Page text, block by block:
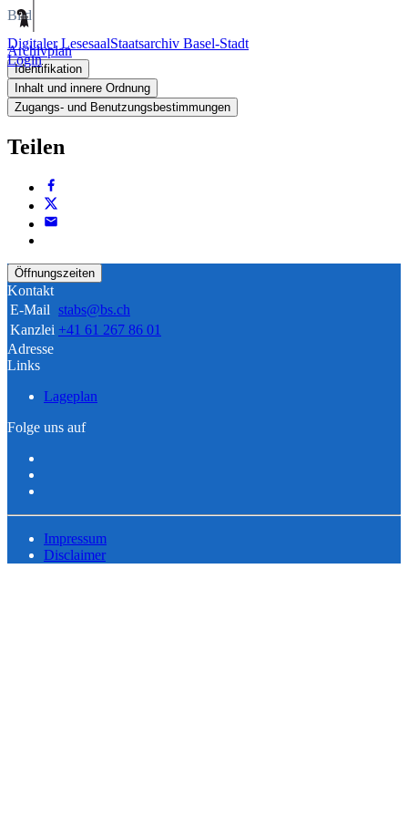
Digitaler LesesaalStaatsarchiv Basel-Stadt
Login
Bild
Archivplan
Identifikation
Inhalt und innere Ordnung
Zugangs- und Benutzungsbestimmungen
Teilen
Öffnungszeiten
Kontakt
E-Mail stabs@bs.ch
Kanzlei +41 61 267 86 01
Adresse
Links
Lageplan
Folge uns auf
Impressum
Disclaimer